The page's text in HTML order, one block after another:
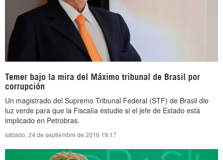
Temer bajo la mira del Máximo tribunal de Brasil por
corrupción
Un magistrado del Supremo Tribunal Federal (STF) de Brasil dio
luz verde para que la ‎Fiscalía estudie si el jefe de Estado está
implicado en Petrobras.‎
sábado, 24 de septiembre de 2016 19:17